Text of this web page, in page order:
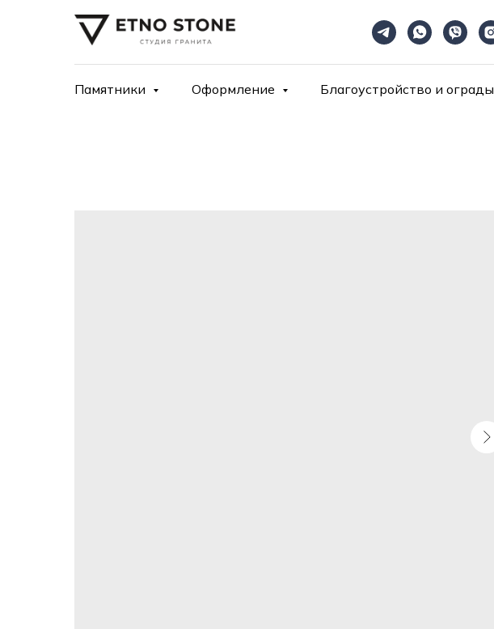
Памятники Оформление Благоустройство и ограды